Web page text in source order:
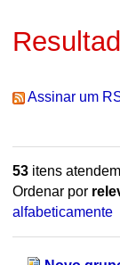
Assinar um
53itens
Ordenar por
alfabeticamente